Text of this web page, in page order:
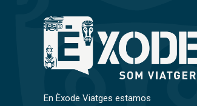
En Èxode Viatges estamos